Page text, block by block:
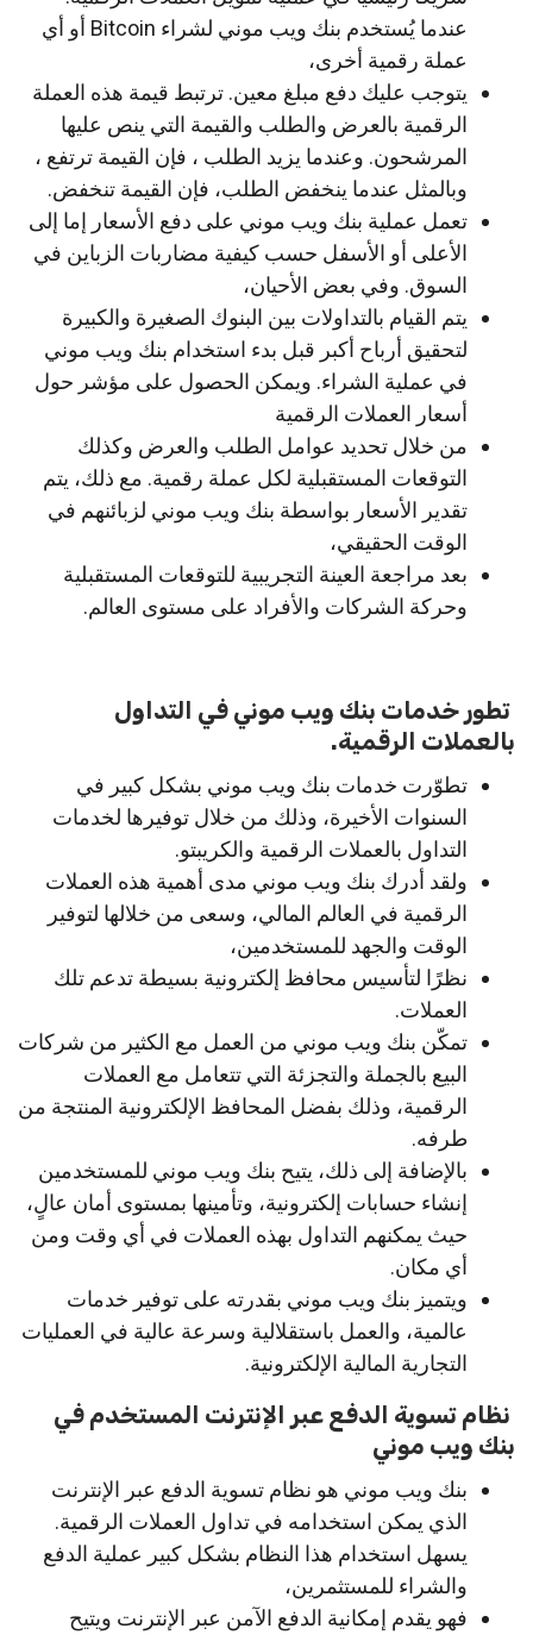
عندما يُستخدم بنك ويب موني لشراء Bitcoin أو أي
عملة رقمية أخرى،
يتوجب عليك دفع مبلغ معين. ترتبط قيمة هذه العملة
الرقمية بالعرض والطلب والقيمة التي ينص عليها
المرشحون. وعندما يزيد الطلب ، فإن القيمة ترتفع ،
وبالمثل عندما ينخفض الطلب، فإن القيمة تنخفض.
تعمل عملية بنك ويب موني على دفع الأسعار إما إلى
الأعلى أو الأسفل حسب كيفية مضاربات الزباين في
السوق. وفي بعض الأحيان،
يتم القيام بالتداولات بين البنوك الصغيرة والكبيرة
لتحقيق أرباح أكبر قبل بدء استخدام بنك ويب موني
في عملية الشراء. ويمكن الحصول على مؤشر حول
أسعار العملات الرقمية
من خلال تحديد عوامل الطلب والعرض وكذلك
التوقعات المستقبلية لكل عملة رقمية. مع ذلك، يتم
تقدير الأسعار بواسطة بنك ويب موني لزبائنهم في
الوقت الحقيقي،
بعد مراجعة العينة التجريبية للتوقعات المستقبلية
وحركة الشركات والأفراد على مستوى العالم.
تطور خدمات بنك ويب موني في التداول
بالعملات الرقمية.
تطوّرت خدمات بنك ويب موني بشكل كبير في
السنوات الأخيرة، وذلك من خلال توفيرها لخدمات
التداول بالعملات الرقمية والكريبتو.
ولقد أدرك بنك ويب موني مدى أهمية هذه العملات
الرقمية في العالم المالي، وسعى من خلالها لتوفير
الوقت والجهد للمستخدمين،
نظرًا لتأسيس محافظ إلكترونية بسيطة تدعم تلك
العملات.
تمكّن بنك ويب موني من العمل مع الكثير من شركات
البيع بالجملة والتجزئة التي تتعامل مع العملات
الرقمية، وذلك بفضل المحافظ الإلكترونية المنتجة من
طرفه.
بالإضافة إلى ذلك، يتيح بنك ويب موني للمستخدمين
إنشاء حسابات إلكترونية، وتأمينها بمستوى أمان عالٍ،
حيث يمكنهم التداول بهذه العملات في أي وقت ومن
أي مكان.
ويتميز بنك ويب موني بقدرته على توفير خدمات
عالمية، والعمل باستقلالية وسرعة عالية في العمليات
التجارية المالية الإلكترونية.
نظام تسوية الدفع عبر الإنترنت المستخدم في
بنك ويب موني
بنك ويب موني هو نظام تسوية الدفع عبر الإنترنت
الذي يمكن استخدامه في تداول العملات الرقمية.
يسهل استخدام هذا النظام بشكل كبير عملية الدفع
والشراء للمستثمرين،
فهو يقدم إمكانية الدفع الآمن عبر الإنترنت ويتيح